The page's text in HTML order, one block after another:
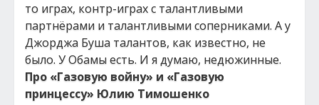
то играх, контр-играх с талантливыми
партнёрами и талантливыми соперниками. А у
Джорджа Буша талантов, как известно, не
было. У Обамы есть. И я думаю, недюжинные.
Про «Газовую войну» и «Газовую
принцессу» Юлию Тимошенко